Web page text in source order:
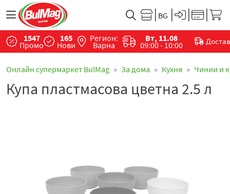
1547
Промо
165
Нови
Регион:
Варна
Вт, 11.08
09:00 - 10:00
Онлайн супермаркет BulMag За дома Кухня Чинии и
Купа пластмасова цветна 2.5 л